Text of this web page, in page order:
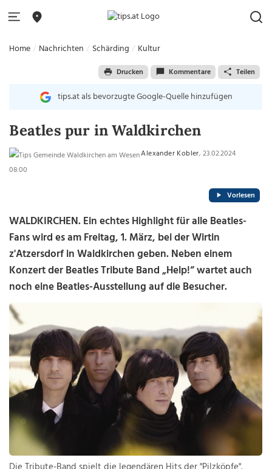
Home Nachrichten Schärding Kultur
Drucken Kommentare Teilen
tips.at als bevorzugte Google-Quelle hinzufügen
Beatles pur in Waldkirchen
Alexander Kobler, 23.02.2024
08:00
Vorlesen
WALDKIRCHEN. Ein echtes Highlight für alle Beatles-
Fans wird es am Freitag, 1. März, bei der Wirtin
z'Atzersdorf in Waldkirchen geben. Neben einem
Konzert der Beatles Tribute Band „Help!“ wartet auch
noch eine Beatles-Ausstellung auf die Besucher.